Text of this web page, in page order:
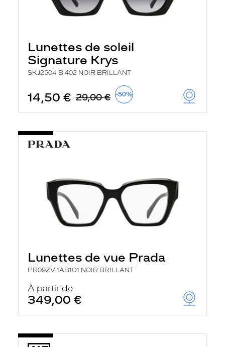
Lunettes de soleil
Signature Krys
SKJ2504-B 402 NOIR BRILLANT
14,50 € 29,00 € -50%
Lunettes de vue Prada
PR09ZV 1AB1O1 NOIR BRILLANT
À partir de
349,00 €